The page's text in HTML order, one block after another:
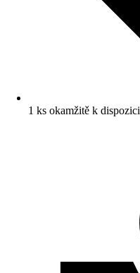
1 ks okamžitě k dispozici